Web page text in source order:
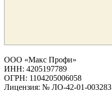
ООО «Макс Профи»
ИНН: 4205197789
ОГРН: 1104205006058
Лицензия: № ЛО-42-01-003283